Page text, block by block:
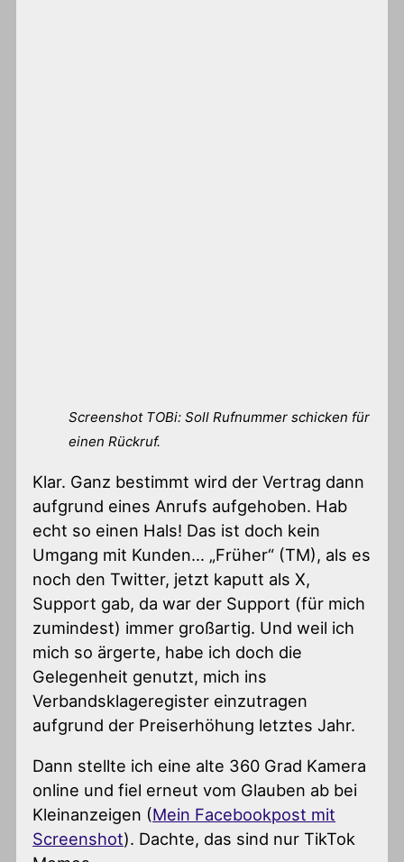
Screenshot TOBi: Soll Rufnummer schicken für
einen Rückruf.
Klar. Ganz bestimmt wird der Vertrag dann
aufgrund eines Anrufs aufgehoben. Hab
echt so einen Hals! Das ist doch kein
Umgang mit Kunden… „Früher“ (TM), als es
noch den Twitter, jetzt kaputt als X,
Support gab, da war der Support (für mich
zumindest) immer großartig. Und weil ich
mich so ärgerte, habe ich doch die
Gelegenheit genutzt, mich ins
Verbandsklageregister einzutragen
aufgrund der Preiserhöhung letztes Jahr.
Dann stellte ich eine alte 360 Grad Kamera
online und fiel erneut vom Glauben ab bei
Kleinanzeigen (Mein Facebookpost mit
Screenshot). Dachte, das sind nur TikTok